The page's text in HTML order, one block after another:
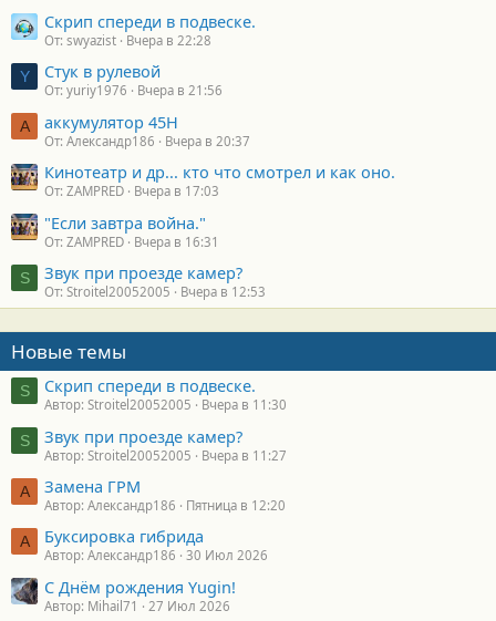
Скрип спереди в подвеске.
От: swyazist Вчера в 22:28
Y Стук в рулевой
От: yuriy1976 Вчера в 21:56
А аккумулятор 45H
От: Александр186 Вчера в 20:37
Кинотеатр и др... кто что смотрел и как оно.
От: ZAMPRED Вчера в 17:03
"Если завтра война."
От: ZAMPRED Вчера в 16:31
S Звук при проезде камер?
От: Stroitel20052005 Вчера в 12:53
Новые темы
S Скрип спереди в подвеске.
Автор: Stroitel20052005 Вчера в 11:30
S Звук при проезде камер?
Автор: Stroitel20052005 Вчера в 11:27
А Замена ГРМ
Автор: Александр186 Пятница в 12:20
А Буксировка гибрида
Автор: Александр186 30 Июл 2026
С Днём рождения Yugin!
Автор: Mihail71 27 Июл 2026